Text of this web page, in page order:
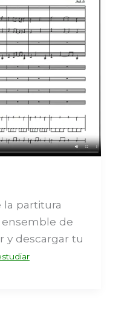
la partitura
ensemble de
y descargar tu